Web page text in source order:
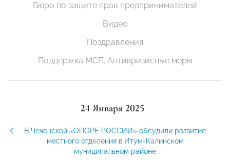
Бюро по защите прав предпринимателей
Видео
Поздравления
Поддержка МСП. Антикризисные меры
24 Января 2025
В Чеченской «ОПОРЕ РОССИИ» обсудили развитие
местного отделения в Итум-Калинском
муниципальном районе